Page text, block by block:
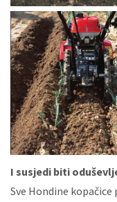
I susjedi biti
Sve Hondine